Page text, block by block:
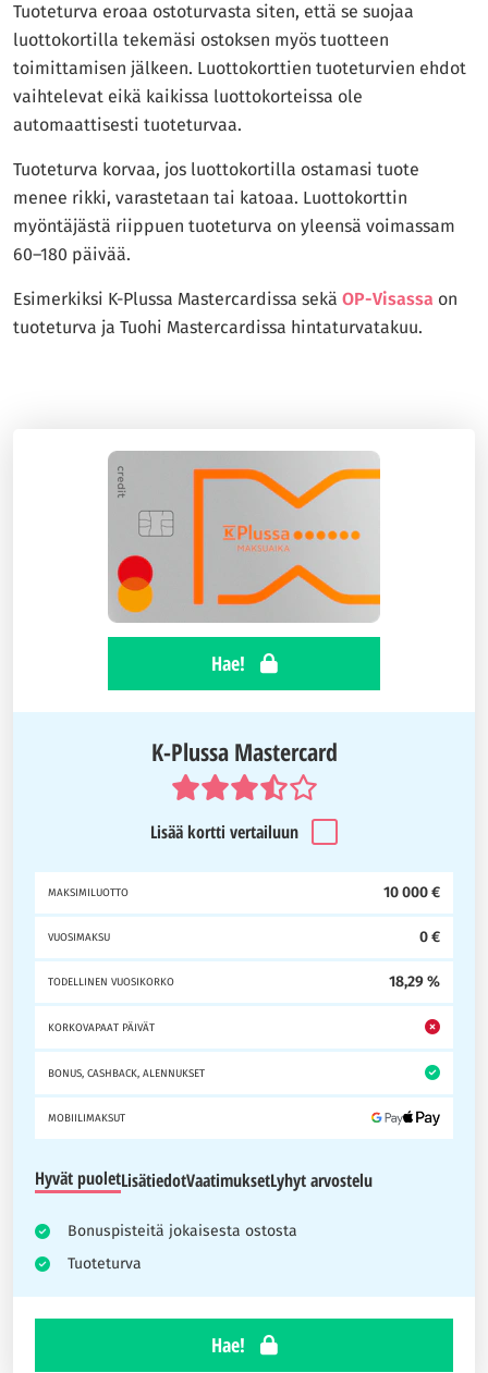
Tuoteturva eroaa ostoturvasta siten, että se suojaa
luottokortilla tekemäsi ostoksen myös tuotteen
toimittamisen jälkeen. Luottokorttien tuoteturvien ehdot
vaihtelevat eikä kaikissa luottokorteissa ole
automaattisesti tuoteturvaa.
Tuoteturva korvaa, jos luottokortilla ostamasi tuote
menee rikki, varastetaan tai katoaa. Luottokorttin
myöntäjästä riippuen tuoteturva on yleensä voimassam
60–180 päivää.
Esimerkiksi K-Plussa Mastercardissa sekä OP-Visassa on
tuoteturva ja Tuohi Mastercardissa hintaturvatakuu.
Hae!
K-Plussa Mastercard
Lisää kortti vertailuun
MAKSIMILUOTTO 10 000 €
VUOSIMAKSU 0 €
TODELLINEN VUOSIKORKO 18,29 %
KORKOVAPAAT PÄIVÄT
BONUS, CASHBACK, ALENNUKSET
MOBIILIMAKSUT
Hyvät puoletLisätiedotVaatimuksetLyhyt arvostelu
Bonuspisteitä jokaisesta ostosta
Tuoteturva
Hae!